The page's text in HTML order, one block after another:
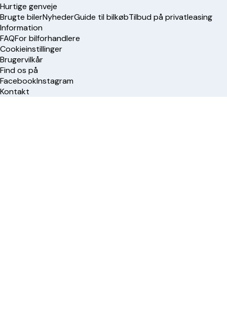
Hurtige genveje
Brugte bilerNyhederGuide til bilkøbTilbud på privatleasing
Information
FAQFor bilforhandlere
Cookieinstillinger
Brugervilkår
Find os på
FacebookInstagram
Kontakt